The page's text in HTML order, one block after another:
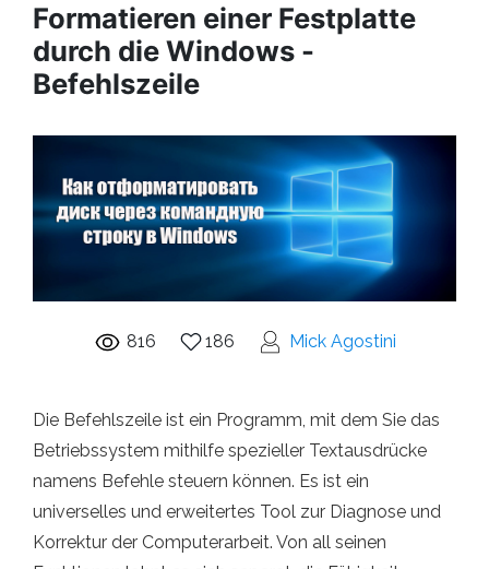
Formatieren einer Festplatte
durch die Windows -
Befehlszeile
816 186 Mick Agostini
Die Befehlszeile ist ein Programm, mit dem Sie das
Betriebssystem mithilfe spezieller Textausdrücke
namens Befehle steuern können. Es ist ein
universelles und erweitertes Tool zur Diagnose und
Korrektur der Computerarbeit. Von all seinen